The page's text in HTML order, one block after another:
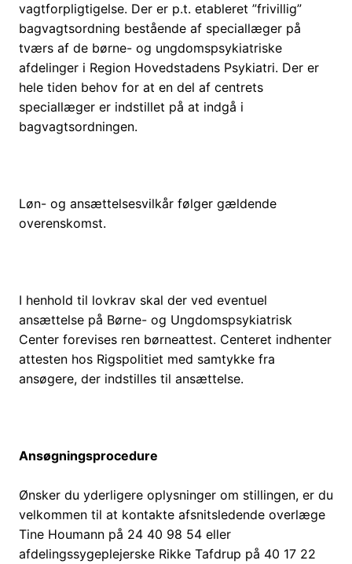
vagtforpligtigelse. Der er p.t. etableret ”frivillig”
bagvagtsordning bestående af speciallæger på
tværs af de børne- og ungdomspsykiatriske
afdelinger i Region Hovedstadens Psykiatri. Der er
hele tiden behov for at en del af centrets
speciallæger er indstillet på at indgå i
bagvagtsordningen.
Løn- og ansættelsesvilkår følger gældende
overenskomst.
I henhold til lovkrav skal der ved eventuel
ansættelse på Børne- og Ungdomspsykiatrisk
Center forevises ren børneattest. Centeret indhenter
attesten hos Rigspolitiet med samtykke fra
ansøgere, der indstilles til ansættelse.
Ansøgningsprocedure
Ønsker du yderligere oplysninger om stillingen, er du
velkommen til at kontakte afsnitsledende overlæge
Tine Houmann på 24 40 98 54 eller
afdelingssygeplejerske Rikke Tafdrup på 40 17 22